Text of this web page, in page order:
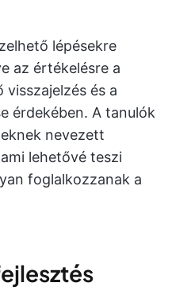
lépésekre
az értékelésre a
és a
érdekében. A tanulók
nevezett
lehetővé teszi
foglalkozzanak a